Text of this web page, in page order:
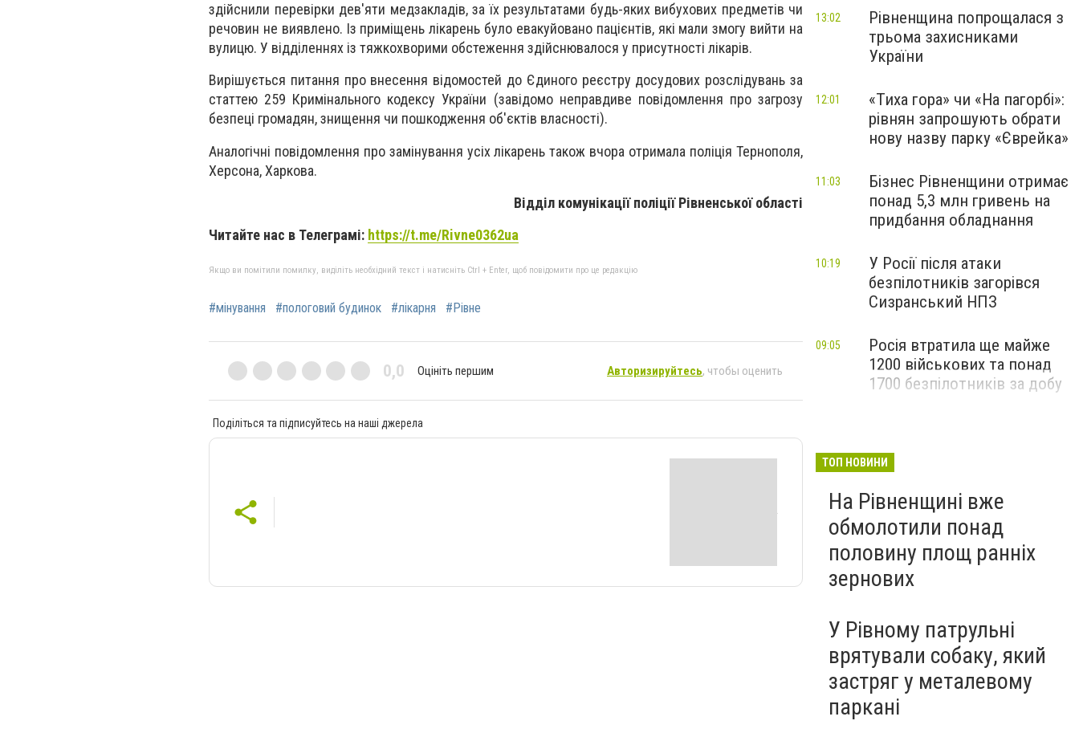
здійснили перевірки дев'яти медзакладів, за їх результатами будь-яких вибухових предметів чи
речовин не виявлено. Із приміщень лікарень було евакуйовано пацієнтів, які мали змогу вийти на
вулицю. У відділеннях із тяжкохворими обстеження здійснювалося у присутності лікарів.
Вирішується питання про внесення відомостей до Єдиного реєстру досудових розслідувань за
статтею 259 Кримінального кодексу України (завідомо неправдиве повідомлення про загрозу
безпеці громадян, знищення чи пошкодження об'єктів власності).
Аналогічні повідомлення про замінування усіх лікарень також вчора отримала поліція Тернополя,
Херсона, Харкова.
Відділ комунікації поліції Рівненської області
Читайте нас в Телеграмі: https://t.me/Rivne0362ua
Якщо ви помітили помилку, виділіть необхідний текст і натисніть Ctrl + Enter, щоб повідомити про це редакцію
#мінування #пологовий будинок #лікарня #Рівне
0,0 Оцініть першим Авторизируйтесь, чтобы оценить
Поділіться та підписуйтесь на наші джерела
Рівненщина попрощалася з
трьома захисниками
України
13:02
«Тиха гора» чи «На пагорбі»:
рівнян запрошують обрати
нову назву парку «Єврейка»
12:01
Бізнес Рівненщини отримає
понад 5,3 млн гривень на
придбання обладнання
11:03
У Росії після атаки
безпілотників загорівся
Сизранський НПЗ
10:19
Росія втратила ще майже
1200 військових та понад
1700 безпілотників за добу
09:05
ТОП НОВИНИ
На Рівненщині вже
обмолотили понад
половину площ ранніх
зернових
У Рівному патрульні
врятували собаку, який
застряг у металевому
паркані